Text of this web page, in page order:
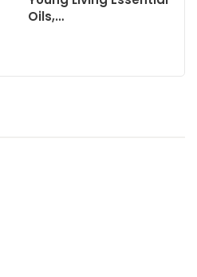
Oils,…